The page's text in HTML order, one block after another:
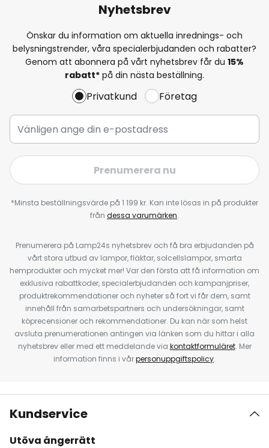
Nyhetsbrev
Önskar du information om aktuella inrednings- och
belysningstrender, våra specialerbjudanden och rabatter?
Genom att abonnera på vårt nyhetsbrev får du 15%
rabatt* på din nästa beställning.
Privatkund Företag
Prenumerera nu
*Minsta beställningsvärde på 1 199 kr. Kan inte lösas in på produkter
från dessa varumärken.
Prenumerera på Lamp24s nyhetsbrev och få bra erbjudanden på
vårt stora utbud av lampor, fläktar, solcellslampor, smarta
hemprodukter och mycket mer! Var den första att få information om
exklusiva rabattkoder, specialerbjudanden och kampanjpriser,
produktrekommendationer och nyheter så fort vi får dem, samt
innehåll från samarbetspartners och undersökningar, samt
köprecensioner och rekommendationer. Du kan när som helst
avsluta prenumerationen antingen via länken som du hittar i alla
nyhetsbrev eller med ett meddelande via kontaktformuläret. Mer
information finns i vårpersonuppgiftspolicy.
Kundservice
Utöva ångerrätt